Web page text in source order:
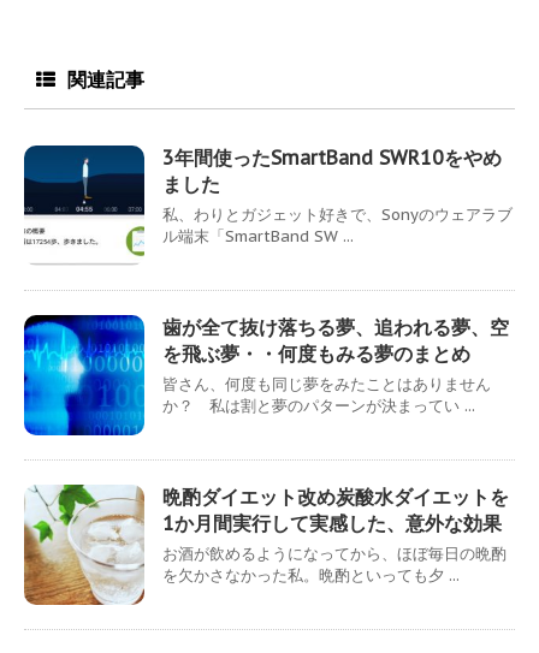
関連記事
3年間使ったSmartBand SWR10をやめ
ました
私、わりとガジェット好きで、Sonyのウェアラブ
ル端末「SmartBand SW ...
歯が全て抜け落ちる夢、追われる夢、空
を飛ぶ夢・・何度もみる夢のまとめ
皆さん、何度も同じ夢をみたことはありません
か？ 私は割と夢のパターンが決まってい ...
晩酌ダイエット改め炭酸水ダイエットを
1か月間実行して実感した、意外な効果
お酒が飲めるようになってから、ほぼ毎日の晩酌
を欠かさなかった私。晩酌といっても夕 ...